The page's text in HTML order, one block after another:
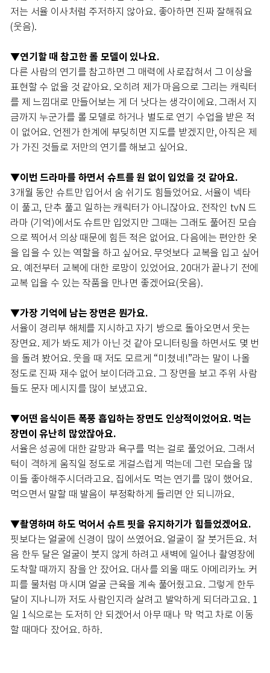
저는 서율 이사처럼 주저하지 않아요. 좋아하면 진짜 잘해줘요
(웃음).
▼연기할 때 참고한 롤 모델이 있나요.
다른 사람의 연기를 참고하면 그 매력에 사로잡혀서 그 이상을
표현할 수 없을 것 같아요. 오히려 제가 마음으로 그리는 캐릭터
를 제 느낌대로 만들어보는 게 더 낫다는 생각이에요. 그래서 지
금까지 누군가를 롤 모델로 하거나 별도로 연기 수업을 받은 적
이 없어요. 언젠가 한계에 부딪히면 지도를 받겠지만, 아직은 제
가 가진 것들로 저만의 연기를 해보고 싶어요.
▼이번 드라마를 하면서 슈트를 원 없이 입었을 것 같아요.
3개월 동안 슈트만 입어서 숨 쉬기도 힘들었어요. 서율이 넥타
이 풀고, 단추 풀고 일하는 캐릭터가 아니잖아요. 전작인 tvN 드
라마 (기억)에서도 슈트만 입었지만 그때는 그래도 풀어진 모습
으로 찍어서 의상 때문에 힘든 적은 없어요. 다음에는 편안한 옷
을 입을 수 있는 역할을 하고 싶어요. 무엇보다 교복을 입고 싶어
요. 예전부터 교복에 대한 로망이 있었어요. 20대가 끝나기 전에
교복 입을 수 있는 작품을 만나면 좋겠어요(웃음).
▼가장 기억에 남는 장면은 뭔가요.
서율이 경리부 해체를 지시하고 자기 방으로 돌아오면서 웃는
장면요. 제가 봐도 제가 아닌 것 같아 모니터링을 하면서도 몇 번
을 돌려 봤어요. 웃을 때 저도 모르게 “미쳤네!”라는 말이 나올
정도로 진짜 재수 없어 보이더라고요. 그 장면을 보고 주위 사람
들도 문자 메시지를 많이 보냈고요.
▼어떤 음식이든 폭풍 흡입하는 장면도 인상적이었어요. 먹는
장면이 유난히 많았잖아요.
서율은 성공에 대한 갈망과 욕구를 먹는 걸로 풀었어요. 그래서
턱이 격하게 움직일 정도로 게걸스럽게 먹는데 그런 모습을 많
이들 좋아해주시더라고요. 집에서도 먹는 연기를 많이 했어요.
먹으면서 말할 때 발음이 부정확하게 들리면 안 되니까요.
▼촬영하며 하도 먹어서 슈트 핏을 유지하기가 힘들었겠어요.
핏보다는 얼굴에 신경이 많이 쓰였어요. 얼굴이 잘 붓거든요. 처
음 한두 달은 얼굴이 붓지 않게 하려고 새벽에 일어나 촬영장에
도착할 때까지 잠을 안 잤어요. 대사를 외울 때도 아메리카노 커
피를 물처럼 마시며 얼굴 근육을 계속 풀어줬고요. 그렇게 한두
달이 지나니까 저도 사람인지라 살려고 발악하게 되더라고요. 1
일 1식으로는 도저히 안 되겠어서 아무 때나 막 먹고 차로 이동
할 때마다 잤어요. 하하.